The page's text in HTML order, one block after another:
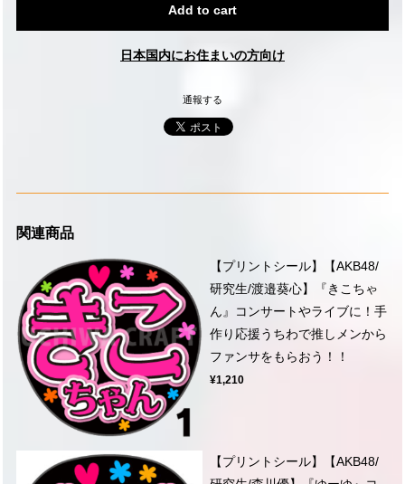
Add to cart
日本国内にお住まいの方向け
通報する
関連商品
【プリントシール】【AKB48/
研究生/渡邉葵心】『きこちゃ
ん』コンサートやライブに！手
作り応援うちわで推しメンから
ファンサをもらおう！！
¥1,210
【プリントシール】【AKB48/